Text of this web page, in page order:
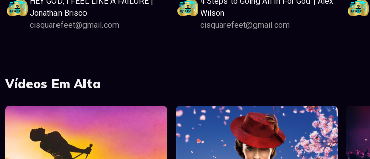
Jonathan Brisco
cisquarefeet@gmail.com
Wilson
cisquarefeet@gmail.com
Vídeos Em Alta